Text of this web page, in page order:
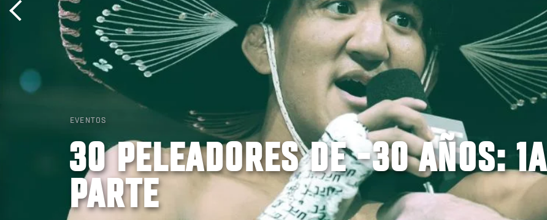
EVENTOS
30 PELEADORES DE -30 AÑOS: 1A
PARTE